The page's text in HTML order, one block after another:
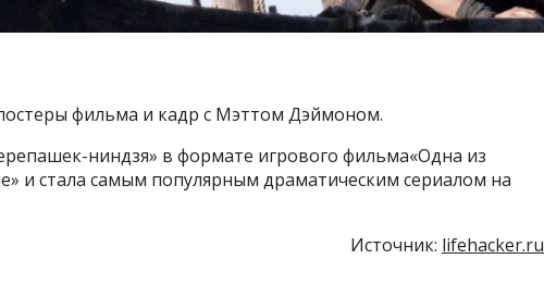
фильма и кадр с Мэттом Дэймоном.
ниндзя» в формате игрового фильма«Одна из
и стала самым популярным драматическим сериалом на
Источник: lifehacker.ru